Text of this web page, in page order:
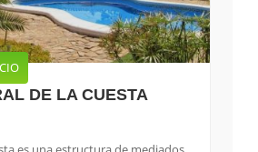
DE LA CUESTA